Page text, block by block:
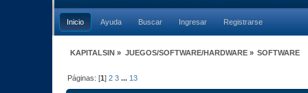
Inicio Ayuda Buscar Ingresar Registrarse
KAPITALSIN » JUEGOS/SOFTWARE/HARDWARE» SOFTWARE
Páginas: [1]2 3 ... 13